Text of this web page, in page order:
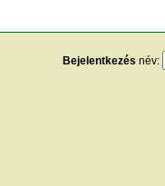
Bejelentkezés név: